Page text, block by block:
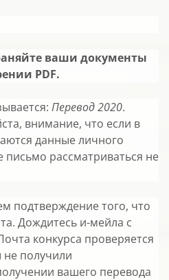
ваши документы
PDF.
Перевод 2020.
внимание, что если в
данные личного
письмо рассматриваться не
подтверждение того, что
Дождитесь и-мейла с
конкурса проверяется
не получили
вашего перевода